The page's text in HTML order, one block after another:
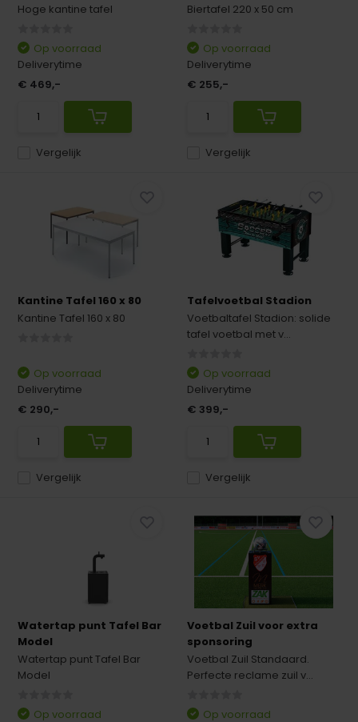
Hoge kantine tafel
Vergelijk
Op voorraad
Deliverytime
€ 469,-
Biertafel 220 x 50 cm
Vergelijk
Op voorraad
Deliverytime
€ 255,-
Kantine Tafel 160 x 80
Kantine Tafel 160 x 80
Vergelijk
Op voorraad
Deliverytime
€ 290,-
Tafelvoetbal Stadion
Voetbaltafel Stadion: solide
tafel voetbal met v...
Vergelijk
Op voorraad
Deliverytime
€ 399,-
Watertap punt Tafel Bar
Model
Watertap punt Tafel Bar
Model
Op voorraad
Voetbal Zuil voor extra
sponsoring
Voetbal Zuil Standaard.
Perfecte reclame zuil v...
Op voorraad